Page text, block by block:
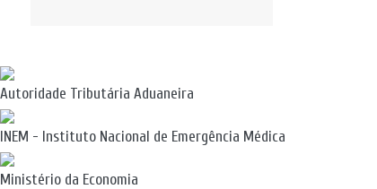
Autoridade Tributária Aduaneira
INEM - Instituto Nacional de Emergência Médica
Ministério da Economia